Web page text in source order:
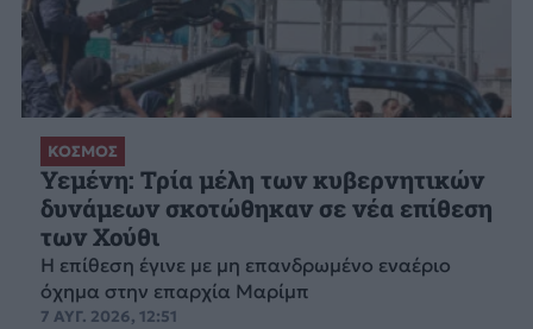
ΚΟΣΜΟΣ
Υεμένη: Τρία μέλη των κυβερνητικών
δυνάμεων σκοτώθηκαν σε νέα επίθεση
των Χούθι
Η επίθεση έγινε με μη επανδρωμένο εναέριο
όχημα στην επαρχία Μαρίμπ
7 ΑΥΓ. 2026, 12:51